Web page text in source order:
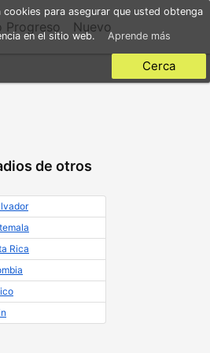
Progreso Nuevo
de otros
Rica
para asegurar que usted obtenga
en el sitio web. Aprende más
Cerca